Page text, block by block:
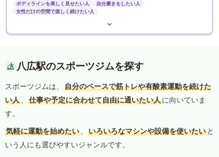
ボディラインを美しく見せたい人
自分磨きをしたい人
女性だけの空間で楽しく続けたい人
八広駅のスポーツジムを探す
スポーツジムは、
自分のペースで筋トレや有酸素運動を続けた
い人 、 仕事や予定に合わせて自由に通いたい人に向いていま
す。
気軽に運動を始めたい 、 いろいろなマシンや設備を使いたい と
いう人にも選びやすいジャンルです。